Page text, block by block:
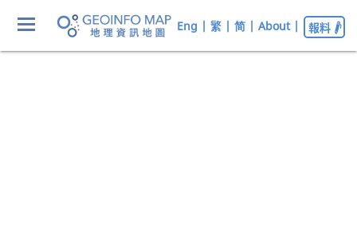
Eng | 繁 | 简 | About | 報料